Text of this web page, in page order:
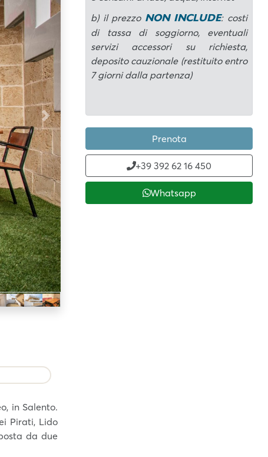
Next
in Salento.
Pirati, Lido
da due
b) il prezzo NON INCLUDE: costi
di tassa di soggiorno, eventuali
servizi accessori su richiesta,
deposito cauzionale (restituito entro
7 giorni dalla partenza)
Prenota
+39 392 62 16 450
Whatsapp